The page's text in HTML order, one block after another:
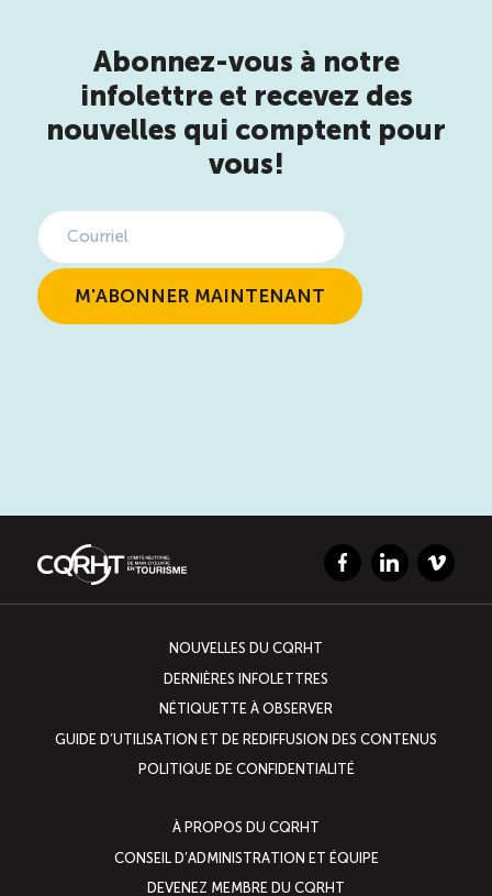
Initiatives
Destination IA: Un franc succès
Diagnostic régional Nord-du-Québec
Programme de francisation pour les entreprises
touristiques
Boomerang – Partage de ressources
Saisonnalité
Chantier sur la saisonnalité
Bassins de main-d’oeuvre diversifiés
Devenir membre
Catalogue de formations en ligne
Abonnez-vous à notre
infolettre et recevez des
nouvelles qui comptent pour
vous!
FacebookLinkedInVimeo
NOUVELLES DU CQRHT
DERNIÈRES INFOLETTRES
NÉTIQUETTE À OBSERVER
GUIDE D’UTILISATION ET DE REDIFFUSION DES CONTENUS
POLITIQUE DE CONFIDENTIALITÉ
À PROPOS DU CQRHT
CONSEIL D’ADMINISTRATION ET ÉQUIPE
DEVENEZ MEMBRE DU CQRHT